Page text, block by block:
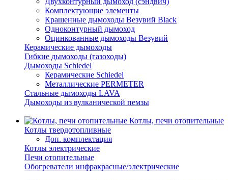
Комплектующие элементы
Крашенные дымоходы Везувий Black
Одноконтурный дымоход
Оцинкованные дымоходы Везувий
Керамические дымоходы
Гибкие дымоходы (газоходы)
Дымоходы Schiedel
Керамические Schiedel
Металлические PERMETER
Стальные дымоходы LAVA
Дымоходы из вулканической пемзы
Котлы, печи отопительные
Котлы твердотопливные
Доп. комплектация
Котлы электрические
Печи отопительные
Обогреватели инфракрасные/электрические